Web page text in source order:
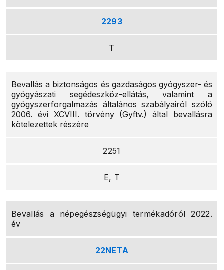
2293
T
Bevallás a biztonságos és gazdaságos gyógyszer- és
gyógyászati segédeszköz-ellátás, valamint a
gyógyszerforgalmazás általános szabályairól szóló
2006. évi XCVIII. törvény (Gyftv.) által bevallásra
kötelezettek részére
2251
E, T
Bevallás a népegészségügyi termékadóról 2022.
év
22NETA